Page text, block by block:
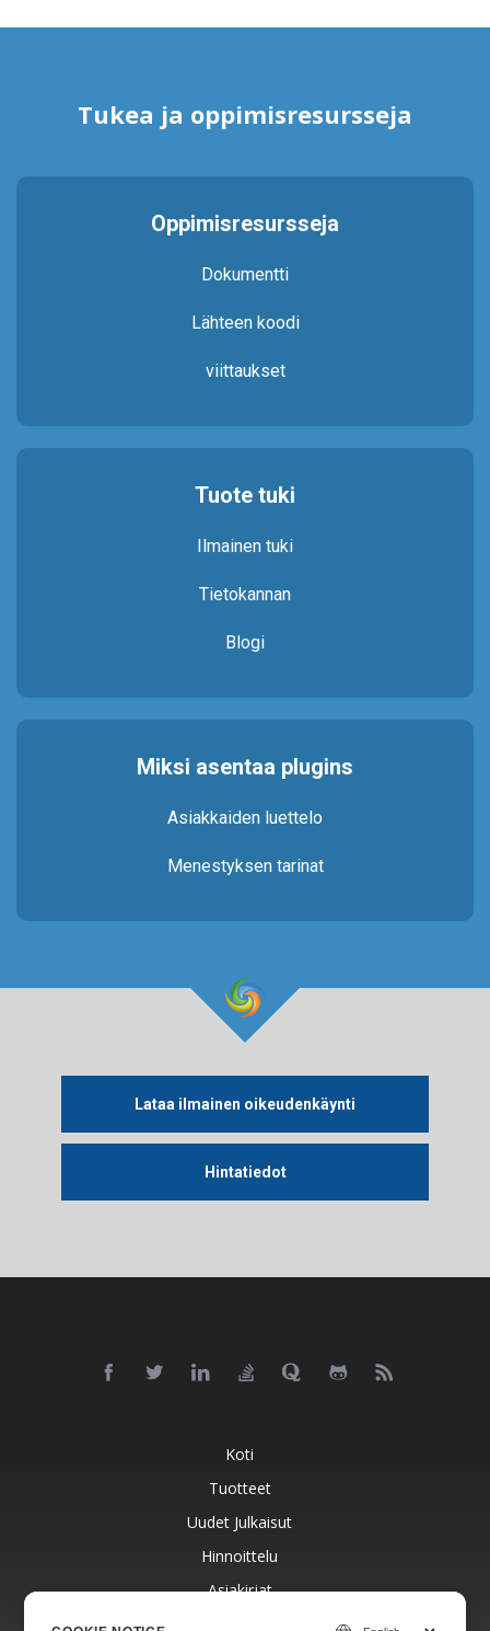
Tukea ja oppimisresursseja
Oppimisresursseja
Dokumentti
Lähteen koodi
viittaukset
Tuote tuki
Ilmainen tuki
Tietokannan
Blogi
Miksi asentaa plugins
Asiakkaiden luettelo
Menestyksen tarinat
Lataa ilmainen oikeudenkäynti
Hintatiedot
Koti
Tuotteet
Uudet Julkaisut
Hinnoittelu
Asiakirjat